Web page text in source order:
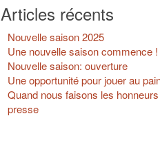
Articles récents
Nouvelle saison 2025
Une nouvelle saison commence !
Nouvelle saison: ouverture
Une opportunité pour jouer au
Quand nous faisons les
presse